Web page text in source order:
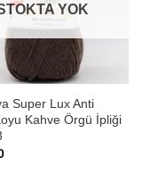
YOK
Super Lux Anti
Kahve Örgü İpliği